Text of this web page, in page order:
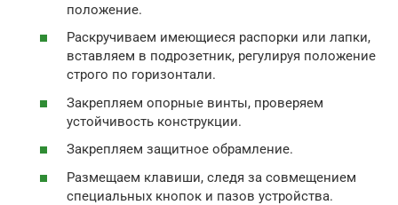
положение.
Раскручиваем имеющиеся распорки или лапки,
вставляем в подрозетник, регулируя положение
строго по горизонтали.
Закрепляем опорные винты, проверяем
устойчивость конструкции.
Закрепляем защитное обрамление.
Размещаем клавиши, следя за совмещением
специальных кнопок и пазов устройства.